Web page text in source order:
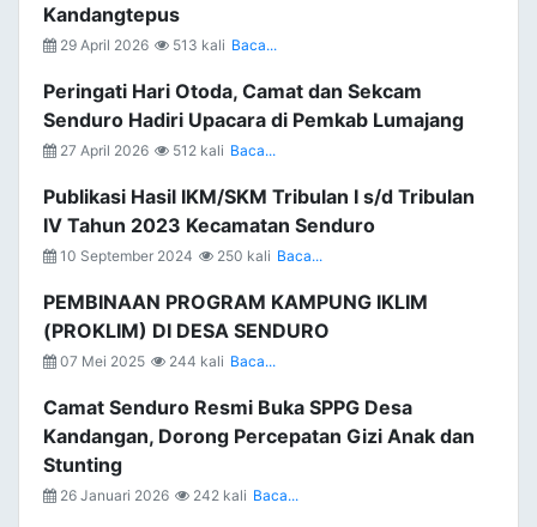
Kandangtepus
29 April 2026 513 kali Baca...
Peringati Hari Otoda, Camat dan Sekcam
Senduro Hadiri Upacara di Pemkab Lumajang
27 April 2026 512 kali Baca...
Publikasi Hasil IKM/SKM Tribulan I s/d Tribulan
IV Tahun 2023 Kecamatan Senduro
10 September 2024 250 kali Baca...
PEMBINAAN PROGRAM KAMPUNG IKLIM
(PROKLIM) DI DESA SENDURO
07 Mei 2025 244 kali Baca...
Camat Senduro Resmi Buka SPPG Desa
Kandangan, Dorong Percepatan Gizi Anak dan
Stunting
26 Januari 2026 242 kali Baca...